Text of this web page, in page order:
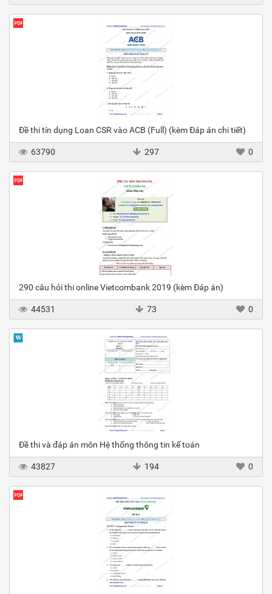
Đề thi tín dụng Loan CSR vào ACB (Full) (kèm Đáp án chi tiết)
63790 297 0
290 câu hỏi thi online Vietcombank 2019 (kèm Đáp án)
44531 73 0
Đề thi và đáp án môn Hệ thống thông tin kế toán
43827 194 0